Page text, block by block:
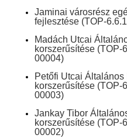
Jaminai városrész
fejlesztése(TOP-
Madách Utcai
korszerűsítése(TOP-
00004)
Petőfi Utcai
korszerűsítése(TOP-
00003)
Jankay Tibor
korszerűsítése(TOP-
00002)